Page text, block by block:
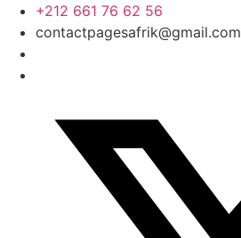
Skip
content
+212 661 76 62 56
contactpagesafrik@gmail.com